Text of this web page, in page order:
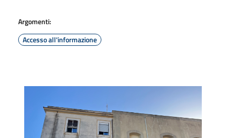
Argomenti:
Accesso all'informazione